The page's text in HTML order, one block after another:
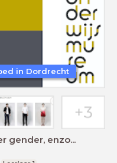
gender, enzo...
in Dordrecht